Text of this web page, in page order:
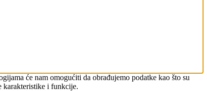
će nam omogućiti da obrađujemo podatke kao što su
karakteristike i funkcije.